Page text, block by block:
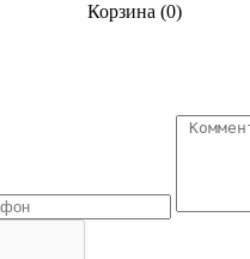
Корзина (0)